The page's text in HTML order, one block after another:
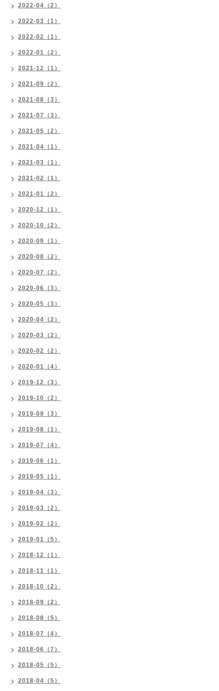
2022-04（2）
2022-03（1）
2022-02（1）
2022-01（2）
2021-12（1）
2021-09（2）
2021-08（3）
2021-07（3）
2021-05（2）
2021-04（1）
2021-03（1）
2021-02（1）
2021-01（2）
2020-12（1）
2020-10（2）
2020-09（1）
2020-08（2）
2020-07（2）
2020-06（3）
2020-05（3）
2020-04（2）
2020-03（2）
2020-02（2）
2020-01（4）
2019-12（3）
2019-10（2）
2019-09（3）
2019-08（1）
2019-07（4）
2019-06（1）
2019-05（1）
2019-04（3）
2019-03（2）
2019-02（2）
2019-01（5）
2018-12（1）
2018-11（1）
2018-10（2）
2018-09（2）
2018-08（5）
2018-07（4）
2018-06（7）
2018-05（5）
2018-04（5）